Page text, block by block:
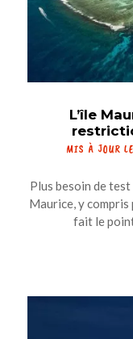
L’île
MIS À JOUR
Plus besoin de
Maurice, y
fait le